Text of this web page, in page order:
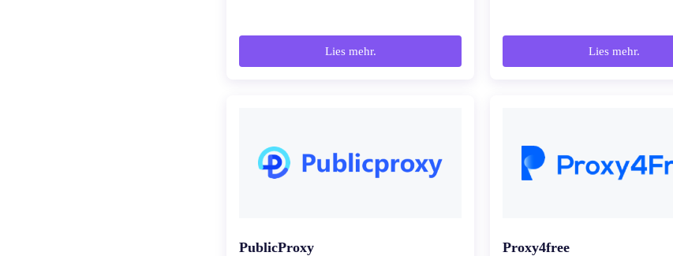
Lies mehr. Lies mehr.
PublicProxy Proxy4free